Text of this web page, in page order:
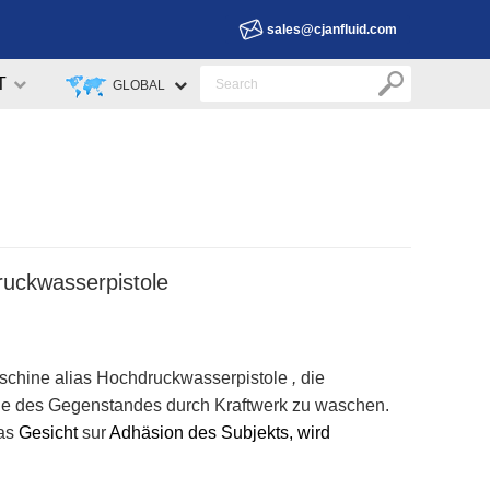
sales@cjanfluid.com
GLOBAL
alias Hochdruckwasserpistole , die
des Gegenstandes durch Kraftwerk zu waschen.
GesichtsurAdhäsion des Subjekts, wird